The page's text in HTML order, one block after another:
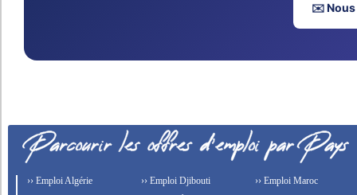
✉️ Nous
›› Emploi Algérie
›› Emploi Djibouti
›› Emploi Maroc